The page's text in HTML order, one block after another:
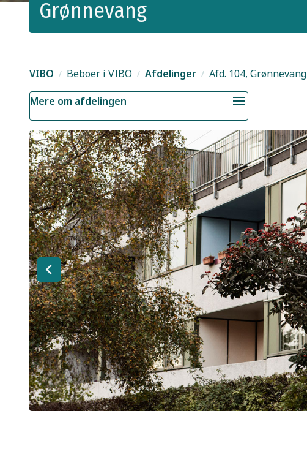
Grønnevang
VIBO Beboer i VIBO Afdelinger Afd. 104, Grønnevang
Mere om afdelingen